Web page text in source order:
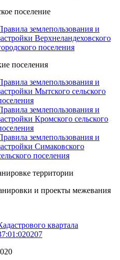
поселение
землепользования и
Верхнеландеховского
поселения
поселения
землепользования и
Мытского сельского
землепользования и
Кромского сельского
землепользования и
Симаковского
поселения
территории
и проекты межевания
квартала